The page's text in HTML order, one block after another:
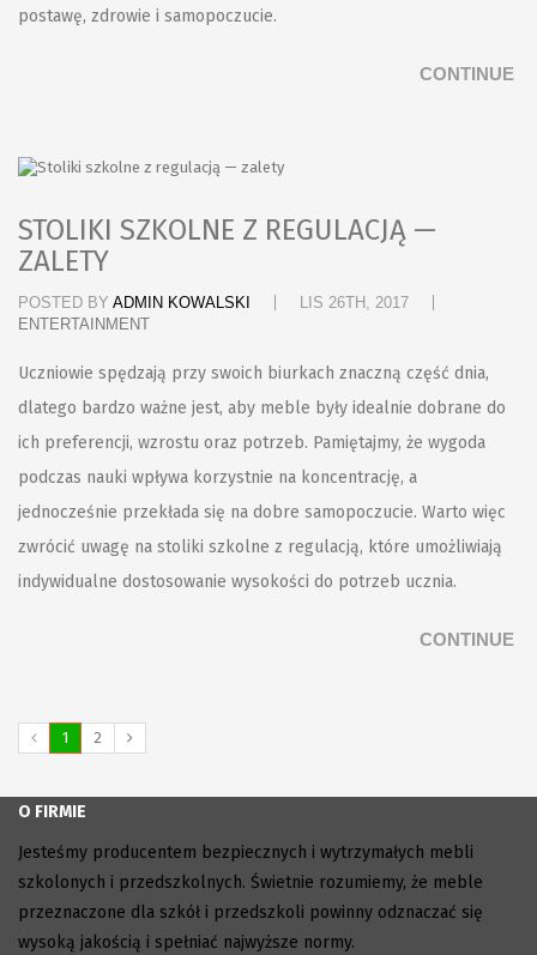
postawę, zdrowie i samopoczucie.
CONTINUE
STOLIKI SZKOLNE Z REGULACJĄ —
ZALETY
POSTED BY ADMIN KOWALSKI
LIS 26TH, 2017
ENTERTAINMENT
Uczniowie spędzają przy swoich biurkach znaczną część dnia,
dlatego bardzo ważne jest, aby meble były idealnie dobrane do
ich preferencji, wzrostu oraz potrzeb. Pamiętajmy, że wygoda
podczas nauki wpływa korzystnie na koncentrację, a
jednocześnie przekłada się na dobre samopoczucie. Warto więc
zwrócić uwagę na stoliki szkolne z regulacją, które umożliwiają
indywidualne dostosowanie wysokości do potrzeb ucznia.
CONTINUE
1 2
O FIRMIE
Jesteśmy producentem bezpiecznych i wytrzymałych mebli
szkolonych i przedszkolnych. Świetnie rozumiemy, że meble
przeznaczone dla szkół i przedszkoli powinny odznaczać się
wysoką jakością i spełniać najwyższe normy.